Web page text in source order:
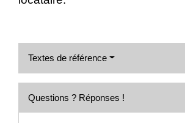
Textes de référence
Questions ? Réponses !